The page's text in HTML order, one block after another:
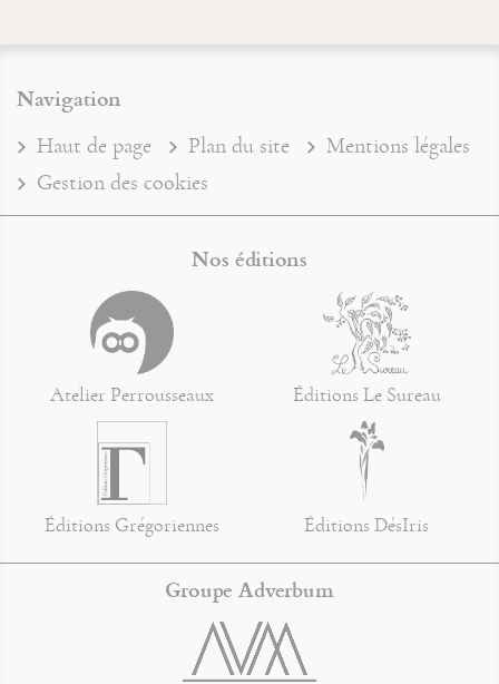
Navigation
Haut de page Plan du site
Mentions légales
Gestion des cookies
Nos éditions
Atelier Perrousseaux Éditions Le Sureau
Éditions Grégoriennes Éditions DésIris
Groupe Adverbum